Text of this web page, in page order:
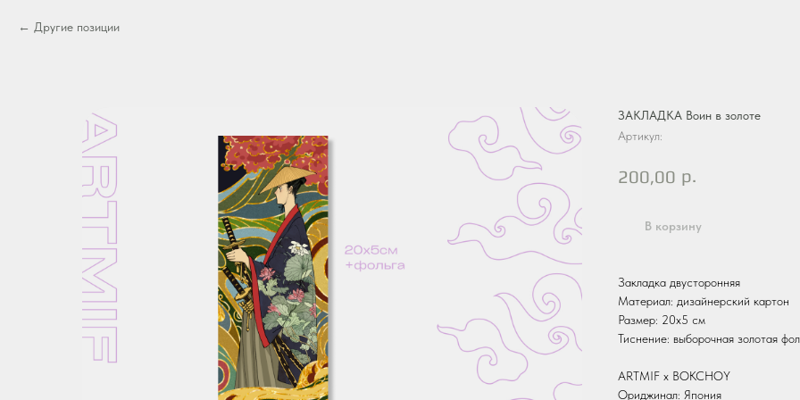
Другие позиции
ЗАКЛАДКА Воин в золоте
Артикул:
200,00 р.
В корзину
Закладка двусторонняя
Материал: дизайнерский картон
Размер: 20х5 см
Тиснение: выборочная золотая
ARTMIF х BOKCHOY
Ориджинал: Япония